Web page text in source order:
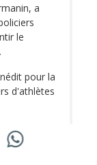
a
le
pour la
d'athlètes